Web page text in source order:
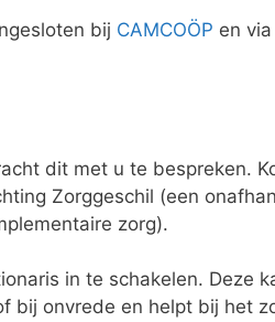
bij CAMCOÖP en
dit met u te bespreken.
Zorggeschil (een
zorg).
in te schakelen. Deze
bij onvrede en helpt bij het